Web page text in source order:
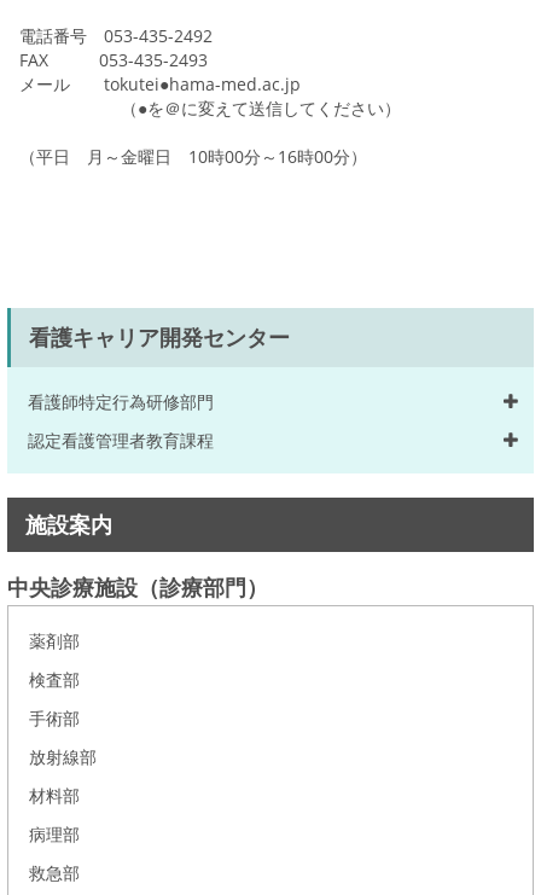
電話番号 053-435-2492
FAX 053-435-2493
メール tokutei●hama-med.ac.jp
（●を＠に変えて送信してください）
（平日 月～金曜日 10時00分～16時00分）
看護キャリア開発センター
看護師特定行為研修部門
認定看護管理者教育課程
施設案内
中央診療施設（診療部門）
薬剤部
検査部
手術部
放射線部
材料部
病理部
救急部